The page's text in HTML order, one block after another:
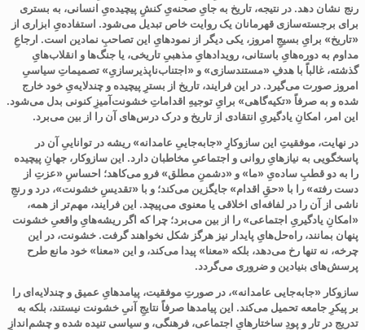
رنج نشان دهد. در نتیجه، تاریخ به جایِ صحنه‌یِ کنشِ پیچیده‌یِ انسانی، به بستری
برای برجسته‌سازی قهرمانان یک روایت خاص تبدیل می‌شود. استفاده‌یِ ابزاری از
«تاریخ» برایِ بسیجِ امروز، یکی دیگر از نمودهایِ این تصاحبِ نمادین است. ارجاعِ
مداوم به دوره‌هایِ باستانی، رویدادهایِ مذهبیِ تاریخی، یا جنگ‌ها و انقلاب‌هایِ
گذشته، غالباً با هدفِ «مستندسازی» و «اجتناب‌ناپذیرسازیِ» تصمیماتِ سیاسیِ
امروز صورت می‌گیرد. در این فرایند، تاریخ از بسترِ پیچیده و چندلایه‌یِ خود خارج
شده و به صرفاً «تکیه‌گاهی» برایِ توجیهِ اقداماتِ خشونت‌آمیزِ کنونی بدل می‌شود.
این امر، امکانِ یادگیریِ انتقادی از تاریخ و درک درس‌های آن را از بین می‌برد.
در نهایت، موفقیتِ این سازوکارِ «جابه‌جاییِ عامدانه» ریشه در تواناییِ آن در
پاسخگویی به نیازهایِ روانی و اجتماعیِ مخاطبان دارد. این سازوکار، جهانِ پیچیده
را به دو قطبِ ساده‌یِ «ما» و «دشمنِ مطلق» فرو می‌کاهد؛ احساسِ «عزتِ از
دست رفته» را با «حقِ اقدام» جایگزین می‌کند؛ و با «تقدیسِ خشونت»، درد و رنجِ
ناشی از آن را در لفافه‌ای اخلاقی یا معنوی می‌پیچد. این فرایند، مهم‌تر از همه،
«امکانِ یادگیریِ اجتماعی» را از بین می‌برد؛ چرا که اگر ریشه‌هایِ واقعیِ خشونت
پنهان بمانند، راه‌حل‌هایِ پایدار نیز هرگز شکل نخواهند گرفت. خشونت، در این
چرخه، نه تنها رخ می‌دهد، بلکه «معنا» پیدا می‌کند، و این «معنا» خود مانع طرح
پرسش‌های بنیادین و ضروری می‌گردد.
سازوکار «جابه‌جایی عامدانه»، در صورتِ موفقیت، پیامدهایِ عمیق و چندلایه‌ای را
بر پیکرِ جامعه تحمیل می‌کند. این پیامدها صرفاً نتایجِ آنیِ خشونت نیستند، بلکه به
تدریج در تار و پودِ ساختارهایِ اجتماعی، فرهنگی، و سیاسی تنیده شده و چشم‌اندازِ